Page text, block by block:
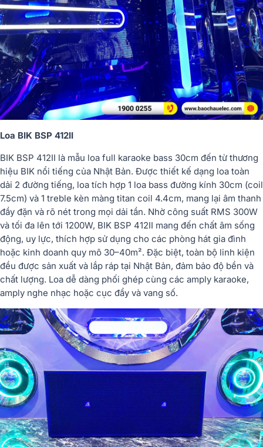
Loa BIK BSP 412II
BIK BSP 412II là mẫu loa full karaoke bass 30cm đến từ thương
hiệu BIK nổi tiếng của Nhật Bản. Được thiết kế dạng loa toàn
dải 2 đường tiếng, loa tích hợp 1 loa bass đường kính 30cm (coil
7.5cm) và 1 treble kèn màng titan coil 4.4cm, mang lại âm thanh
đầy đặn và rõ nét trong mọi dải tần. Nhờ công suất RMS 300W
và tối đa lên tới 1200W, BIK BSP 412II mang đến chất âm sống
động, uy lực, thích hợp sử dụng cho các phòng hát gia đình
hoặc kinh doanh quy mô 30–40m². Đặc biệt, toàn bộ linh kiện
đều được sản xuất và lắp ráp tại Nhật Bản, đảm bảo độ bền và
chất lượng. Loa dễ dàng phối ghép cùng các amply karaoke,
amply nghe nhạc hoặc cục đẩy và vang số.